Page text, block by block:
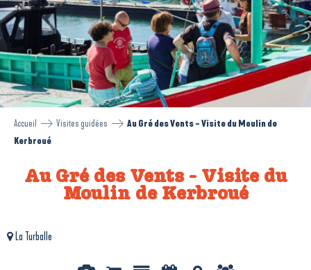
Accueil Visites guidées
Au Gré des Vents - Visite du Moulin de
Kerbroué
Au Gré des Vents - Visite du
Moulin de Kerbroué
La Turballe